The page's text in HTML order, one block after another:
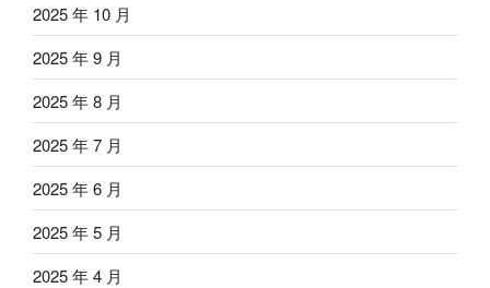
2025 年 10 月
2025 年 9 月
2025 年 8 月
2025 年 7 月
2025 年 6 月
2025 年 5 月
2025 年 4 月